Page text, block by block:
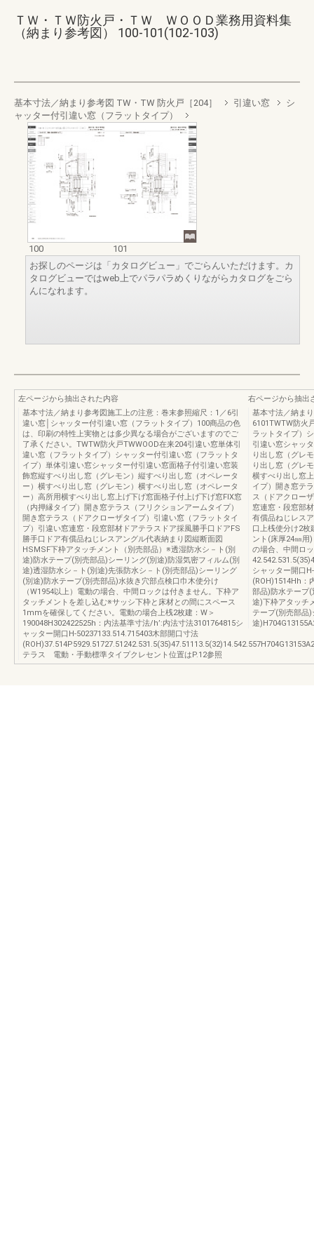
ＴＷ・ＴＷ防火戸・ＴＷ ＷＯＯＤ業務用資料集
（納まり参考図） 100-101(102-103)
基本寸法／納まり参考図 TW・TW 防火戸［204］ 引違い窓
シ
ャッター付引違い窓（フラットタイプ）
100
101
お探しのページは「カタログビュー」でごらんいただけます。カ
タログビューではweb上でパラパラめくりながらカタログをごら
んになれます。
左ページから抽出された内容
基本寸法／納まり参考図施工上の注意：巻末参照縮尺：1／6引
違い窓│シャッター付引違い窓（フラットタイプ）100商品の色
は、印刷の特性上実物とは多少異なる場合がございますのでご
了承ください。TWTW防火戸TWWOOD在来204引違い窓単体引
違い窓（フラットタイプ）シャッター付引違い窓（フラットタ
イプ）単体引違い窓シャッター付引違い窓面格子付引違い窓装
飾窓縦すべり出し窓（グレモン）縦すべり出し窓（オペレータ
ー）横すべり出し窓（グレモン）横すべり出し窓（オペレータ
ー）高所用横すべり出し窓上げ下げ窓面格子付上げ下げ窓FIX窓
（内押縁タイプ）開き窓テラス（フリクションアームタイプ）
開き窓テラス（ドアクローザタイプ）引違い窓（フラットタイ
プ）引違い窓連窓・段窓部材ドアテラスドア採風勝手口ドアFS
勝手口ドア有償品ねじレスアングル代表納まり図縦断面図
HSMSF下枠アタッチメント（別売部品）※透湿防水シ－ト(別
途)防水テープ(別売部品)シーリング(別途)防湿気密フィルム(別
途)透湿防水シ－ト(別途)先張防水シ－ト(別売部品)シーリング
(別途)防水テープ(別売部品)水抜き穴部点検口巾木使分け
（W1954以上）電動の場合、中間ロックは付きません。下枠ア
タッチメントを差し込む※サッシ下枠と床材との間にスペース
1mmを確保してください。電動の場合上桟2枚建：W＞
190048H302422525h：内法基準寸法/h’:内法寸法3101764815シ
ャッター開口H-50237133.514.715403木部開口寸法
テラス 電動・手動標準タイプクレセント位置はP.12参照
右ページから抽出
基本寸法／納ま
6101TWTW防火
ラットタイプ）
引違い窓シャッ
り出し窓（グレ
り出し窓（グレ
横すべり出し窓
イプ）開き窓テ
ス（ドアクロー
窓連窓・段窓部
有償品ねじレス
口上桟使分け2
ント(床厚24㎜用
の場合、中間ロ
シャッター開口
(ROH)1514Hh：
部品)防水テープ
途)下枠アタッチ
テープ(別売部品
途